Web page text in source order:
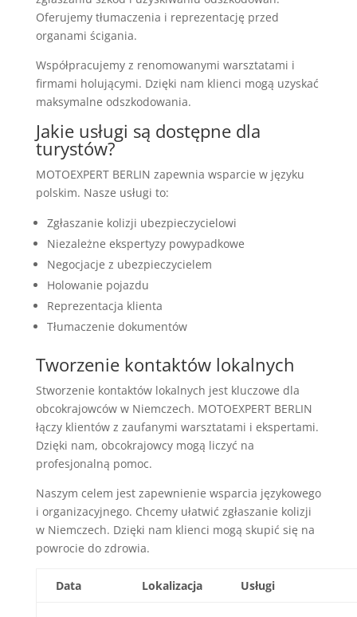
Oferujemy tłumaczenia i reprezentację przed
organami ścigania.
Współpracujemy z renomowanymi warsztatami i
firmami holującymi. Dzięki nam klienci mogą uzyskać
maksymalne odszkodowania.
Jakie usługi są dostępne dla
turystów?
MOTOEXPERT BERLIN zapewnia wsparcie w języku
polskim. Nasze usługi to:
Zgłaszanie kolizji ubezpieczycielowi
Niezależne ekspertyzy powypadkowe
Negocjacje z ubezpieczycielem
Holowanie pojazdu
Reprezentacja klienta
Tłumaczenie dokumentów
Tworzenie kontaktów lokalnych
Stworzenie kontaktów lokalnych jest kluczowe dla
obcokrajowców w Niemczech. MOTOEXPERT BERLIN
łączy klientów z zaufanymi warsztatami i ekspertami.
Dzięki nam, obcokrajowcy mogą liczyć na
profesjonalną pomoc.
Naszym celem jest zapewnienie wsparcia językowego
i organizacyjnego. Chcemy ułatwić zgłaszanie kolizji
w Niemczech. Dzięki nam klienci mogą skupić się na
powrocie do zdrowia.
Data Lokalizacja Usługi